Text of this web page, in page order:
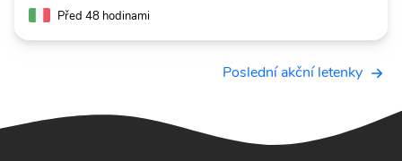
Před 48 hodinami
Poslední akční letenky